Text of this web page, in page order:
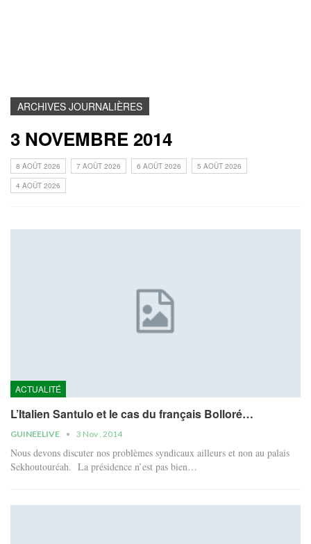
ARCHIVES JOURNALIÈRES
3 NOVEMBRE 2014
8 AOÛT 2026 7 AOÛT 2026 6 AOÛT 2026
5 AOÛT 2026
4 AOÛT 2026
ACTUALITÉ
L’Italien Santulo et le cas du français Bolloré…
GUINEELIVE 3 Nov , 2014
Nous devons discuter nos problèmes syndicaux ailleurs et non au palais
Sekhoutouréah. La présidence n’est pas bien…